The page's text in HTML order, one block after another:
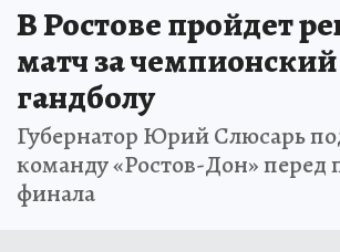
В Ростове пройдет
матч за
гандболу
Губернатор Юрий Слюсарь
команду «Ростов-Дон» перед
финала